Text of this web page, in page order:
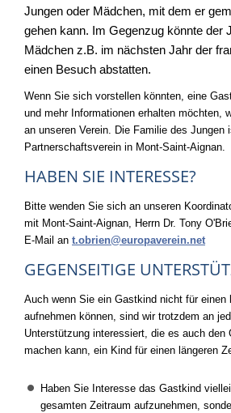
Jungen oder Mädchen, mit dem er
gehen kann. Im Gegenzug könnte der
Mädchen z.B. im nächsten Jahr der
einen Besuch abstatten.
Wenn Sie sich vorstellen könnten, eine
und mehr Informationen erhalten möchten,
an unseren Verein. Die Familie des Jungen
Partnerschaftsverein in Mont-Saint-Aignan.
HABEN SIE INTERESSE?
Bitte wenden Sie sich an unseren
mit Mont-Saint-Aignan, Herrn Dr. Tony
E-Mail an t.obrien@europaverein.net
GEGENSEITIGE
Auch wenn Sie ein Gastkind nicht für einen
aufnehmen können, sind wir trotzdem an
Unterstützung interessiert, die es auch den
machen kann, ein Kind für einen längeren
Haben Sie Interesse das Gastkind
gesamten Zeitraum aufzunehmen,